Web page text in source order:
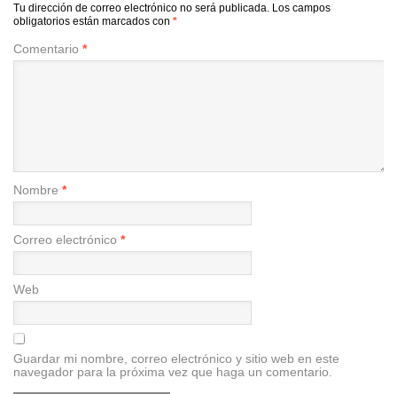
Tu dirección de correo electrónico no será publicada. Los campos
obligatorios están marcados con *
Comentario *
Nombre *
Correo electrónico *
Web
Guardar mi nombre, correo electrónico y sitio web en este
navegador para la próxima vez que haga un comentario.